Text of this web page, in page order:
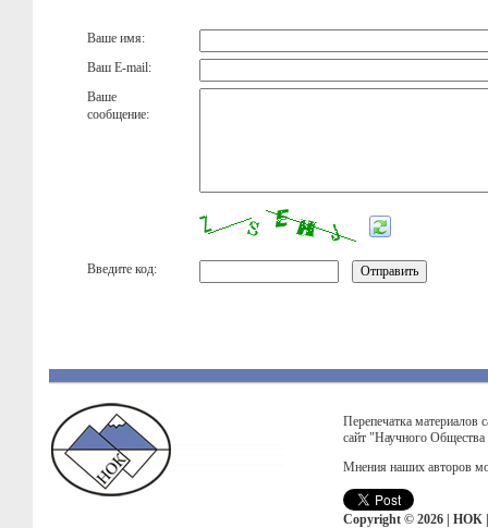
Ваше имя:
Ваш E-mail:
Ваше
сообщение:
Введите код:
Перепечатка материалов
сайт "Научного
Мнения наших авторов
Copyright © 2026 | НОК